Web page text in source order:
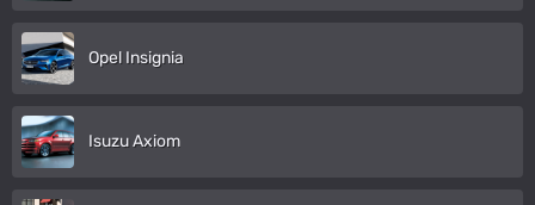
Opel Insignia
Isuzu Axiom